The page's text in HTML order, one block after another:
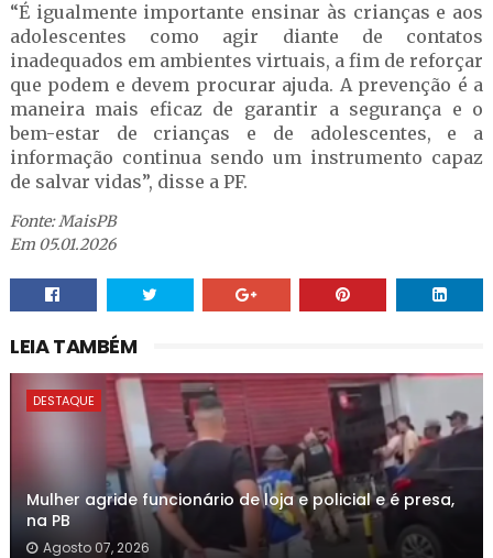
“É igualmente importante ensinar às crianças e aos
adolescentes como agir diante de contatos
inadequados em ambientes virtuais, a fim de reforçar
que podem e devem procurar ajuda. A prevenção é a
maneira mais eficaz de garantir a segurança e o
bem-estar de crianças e de adolescentes, e a
informação continua sendo um instrumento capaz
de salvar vidas”, disse a PF.
Fonte: MaisPB
Em 05.01.2026
LEIA TAMBÉM
DESTAQUE
Mulher agride funcionário de loja e policial e é presa,
na PB
Agosto 07, 2026